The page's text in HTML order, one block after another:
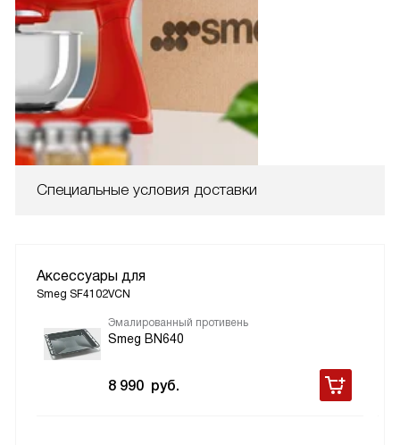
Специальные условия доставки
Аксессуары для
Smeg SF4102VCN
Эмалированный противень
Smeg BN640
8 990 руб.